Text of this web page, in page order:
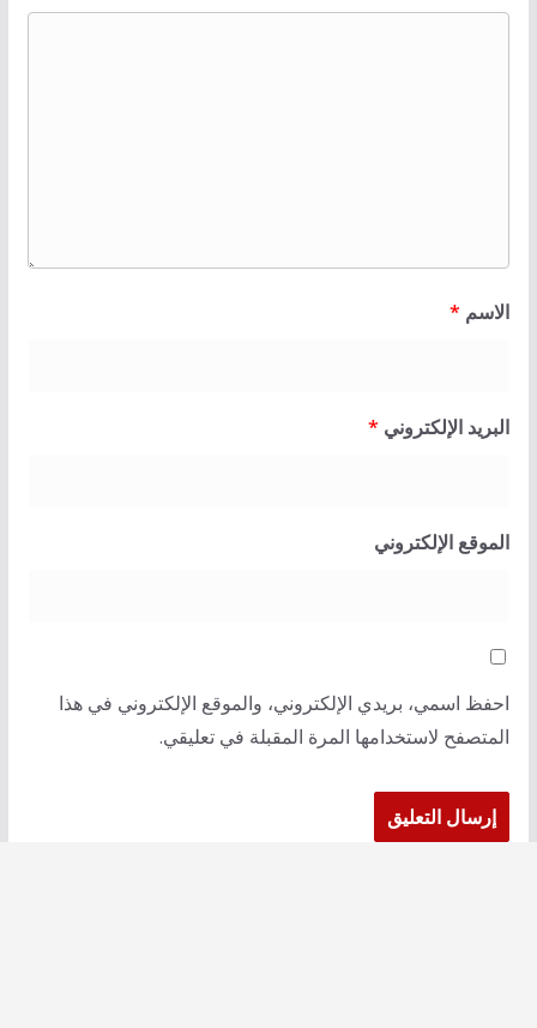
الاسم *
البريد الإلكتروني *
الموقع الإلكتروني
احفظ اسمي، بريدي الإلكتروني، والموقع الإلكتروني في هذا
المتصفح لاستخدامها المرة المقبلة في تعليقي.